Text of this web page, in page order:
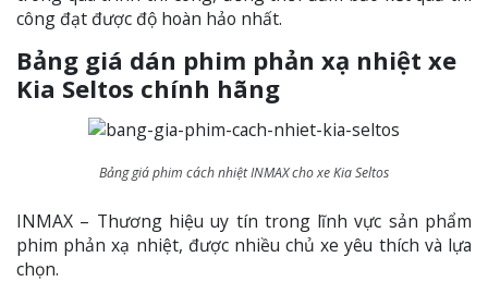
công đạt được độ hoàn hảo nhất.
Bảng giá dán phim phản xạ nhiệt xe
Kia Seltos chính hãng
Bảng giá phim cách nhiệt INMAX cho xe Kia Seltos
INMAX – Thương hiệu uy tín trong lĩnh vực sản phẩm
phim phản xạ nhiệt, được nhiều chủ xe yêu thích và lựa
chọn.